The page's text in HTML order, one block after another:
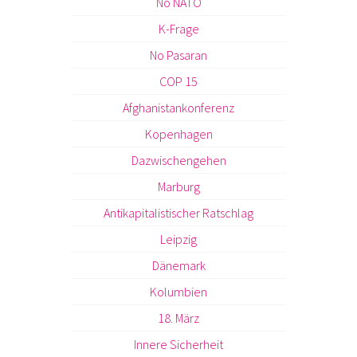
K-Frage
No Pasaran
COP 15
Afghanistankonferenz
Kopenhagen
Dazwischengehen
Marburg
Antikapitalistischer Ratschlag
Leipzig
Dänemark
Kolumbien
18. März
Innere Sicherheit